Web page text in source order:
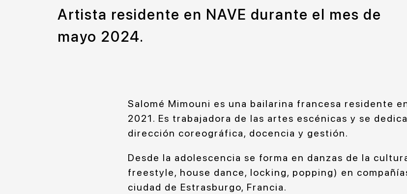
Artista residente en NAVE durante el mes de
mayo 2024.
Salomé Mimouni es una bailarina francesa residente
2021. Es trabajadora de las artes escénicas y se
dirección coreográfica, docencia y gestión.
Desde la adolescencia se forma en danzas de la
freestyle, house dance, locking, popping) en
ciudad de Estrasburgo, Francia.